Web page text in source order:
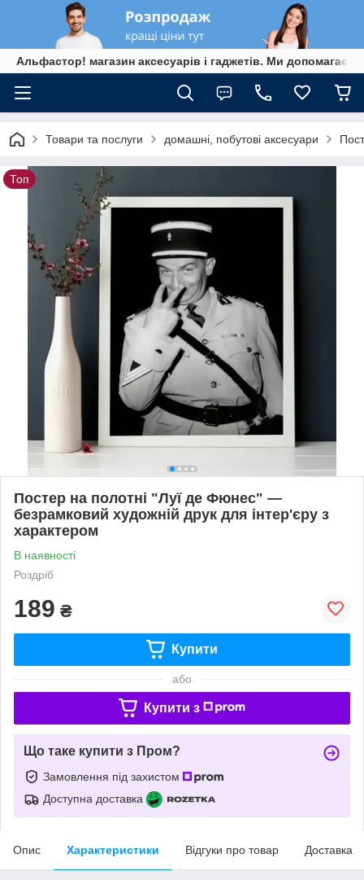
Альфастор! магазин аксесуарів і гаджетів. Ми
Товари та послуги домашні, побутові аксесуари
Топ
Постер на полотні "Луї де Фюнес" —
безрамковий художній друк для інтер'єру з
характером
В наявності
Роздріб
189 ₴
Купити
або
Купити з
Що таке купити з Пром?
Замовлення під захистом
Доступна доставка
Опис Характеристики Відгуки про товар Доставка